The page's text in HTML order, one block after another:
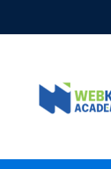
năm 2016